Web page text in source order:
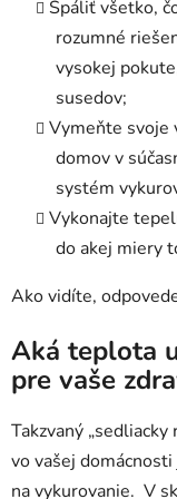
Spáliť všetko,
rozumné
vysokej
susedov;
Vymeňte svoje
domov v
systém
Vykonajte
do akej miery
Ako vidíte,
Aká teplota
pre vaše
Takzvaný
vo vašej
na vykurovanie. V